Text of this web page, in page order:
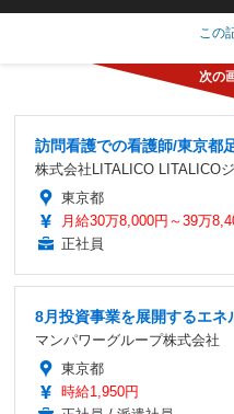
この
訪問看護での看護師/東京都
株式会社LITALICO LITALICO
東京都
月給30万8,000円～39万
正社員
8月投資事業を展開するエ
マンパワーグループ株式会社
東京都
時給1,950円